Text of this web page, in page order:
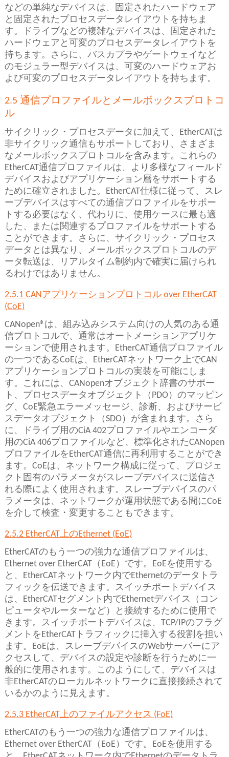
などの単純なデバイスは、固定されたハードウェア
と固定されたプロセスデータレイアウトを持ちま
す。ドライブなどの複雑なデバイスは、固定された
ハードウェアと可変のプロセスデータレイアウトを
持ちます。さらに、バスカプラやゲートウェイなど
のモジュラー型デバイスは、可変のハードウェアお
よび可変のプロセスデータレイアウトを持ちます。
2.5 通信プロファイルとメールボックスプロトコ
ル
サイクリック・プロセスデータに加えて、EtherCATは
非サイクリック通信もサポートしており、さまざま
なメールボックスプロトコルを含みます。これらの
EtherCAT通信プロファイルは、より多様なフィールド
デバイスおよびアプリケーション層をサポートする
ために確立されました。EtherCAT仕様に従って、スレ
ーブデバイスはすべての通信プロファイルをサポー
トする必要はなく、代わりに、使用ケースに最も適
した、または関連するプロファイルをサポートする
ことができます。さらに、サイクリック・プロセス
データとは異なり、メールボックスプロトコルのデ
ータ転送は、リアルタイム制約内で確実に届けられ
るわけではありません。
2.5.1 CANアプリケーションプロトコル over EtherCAT
(CoE)
CANopen®は、組み込みシステム向けの人気のある通
信プロトコルで、通常はオートメーションアプリケ
ーションで使用されます。EtherCAT通信プロファイル
の一つであるCoEは、EtherCATネットワーク上でCAN
アプリケーションプロトコルの実装を可能にしま
す。これには、CANopenオブジェクト辞書のサポー
ト、プロセスデータオブジェクト（PDO）のマッピン
グ、CoE緊急エラーメッセージ、診断、およびサービ
スデータオブジェクト（SDO）が含まれます。さら
に、ドライブ用のCiA 402プロファイルやエンコーダ
用のCiA 406プロファイルなど、標準化されたCANopen
プロファイルをEtherCAT通信に再利用することができ
ます。CoEは、ネットワーク構成に従って、プロジェ
クト固有のパラメータがスレーブデバイスに送信さ
れる際によく使用されます。スレーブデバイスのパ
ラメータは、ネットワークが運用状態である間にCoE
を介して検査・変更することもできます。
2.5.2 EtherCAT上のEthernet (EoE)
EtherCATのもう一つの強力な通信プロファイルは、
Ethernet over EtherCAT（EoE）です。EoEを使用する
と、EtherCATネットワーク内でEthernetのデータトラ
フィックを伝送できます。スイッチポートデバイス
は、EtherCATセグメント内でEthernetデバイス（コン
ピュータやルーターなど）と接続するために使用で
きます。スイッチポートデバイスは、TCP/IPのフラグ
メントをEtherCATトラフィックに挿入する役割を担い
ます。EoEは、スレーブデバイスのWebサーバーにア
クセスして、デバイスの設定や診断を行うために一
般的に使用されます。このようにして、デバイスは
非EtherCATのローカルネットワークに直接接続されて
いるかのように見えます。
2.5.3 EtherCAT上のファイルアクセス (FoE)
EtherCATのもう一つの強力な通信プロファイルは、
Ethernet over EtherCAT（EoE）です。EoEを使用する